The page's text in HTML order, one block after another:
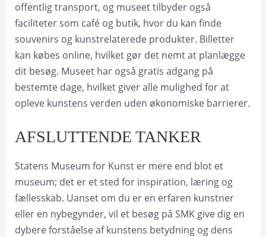
offentlig transport, og museet tilbyder også
faciliteter som café og butik, hvor du kan finde
souvenirs og kunstrelaterede produkter. Billetter
kan købes online, hvilket gør det nemt at planlægge
dit besøg. Museet har også gratis adgang på
bestemte dage, hvilket giver alle mulighed for at
opleve kunstens verden uden økonomiske barrierer.
AFSLUTTENDE TANKER
Statens Museum for Kunst er mere end blot et
museum; det er et sted for inspiration, læring og
fællesskab. Uanset om du er en erfaren kunstner
eller en nybegynder, vil et besøg på SMK give dig en
dybere forståelse af kunstens betydning og dens